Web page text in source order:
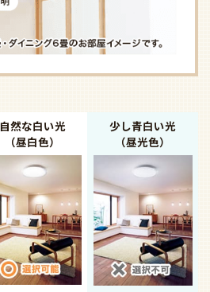
自然な白い光
（昼白色）
少し青白い光
（昼光色）